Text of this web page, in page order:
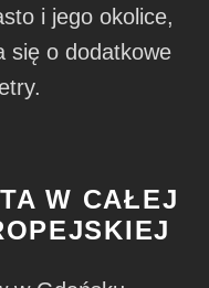
i jego okolice,
się o dodatkowe
W CAŁEJ